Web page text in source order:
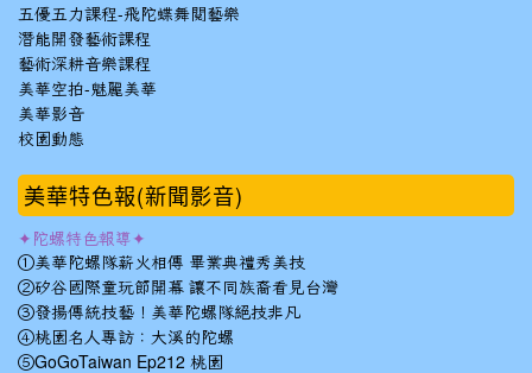
五優五力課程-飛陀蝶舞閱藝樂
潛能開發藝術課程
藝術深耕音樂課程
美華空拍-魅麗美華
美華影音
校園動態
美華特色報(新聞影音)
✦陀螺特色報導✦
①美華陀螺隊薪火相傳 畢業典禮秀美技
②矽谷國際童玩節開幕 讓不同族裔看見台灣
③發揚傳統技藝！美華陀螺隊絕技非凡
④桃園名人專訪：大溪的陀螺
⑤GoGoTaiwan Ep212 桃園